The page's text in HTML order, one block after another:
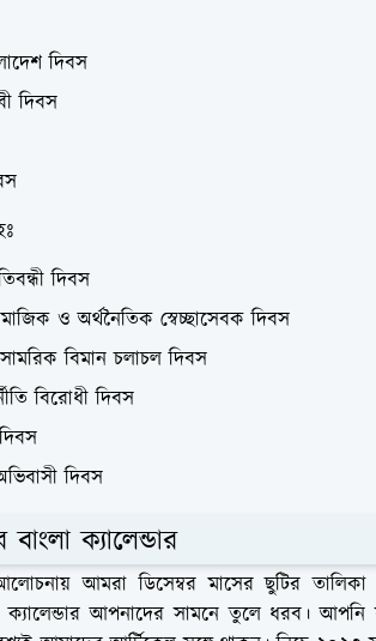
দিবস
দিবস
দিবস
ও অর্থনৈতিক স্বেচ্ছাসেবক দিবস
বিমান চলাচল দিবস
বিরোধী দিবস
দিবস
ক্যালেন্ডার
আমরা ডিসেম্বর মাসের ছুটির
ক্যালেন্ডার আপনাদের সামনে তুলে ধরব। আপনি